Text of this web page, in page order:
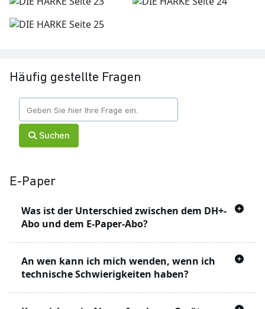
Häufig gestellte Fragen
Suchen
E-Paper
Was ist der Unterschied zwischen dem DH+-
Abo und dem E-Paper-Abo?
Mit dem DH+ Angebot können Sie Artikel auf
der Webseite lesen, die mit einem
An wen kann ich mich wenden, wenn ich
technische Schwierigkeiten haben?